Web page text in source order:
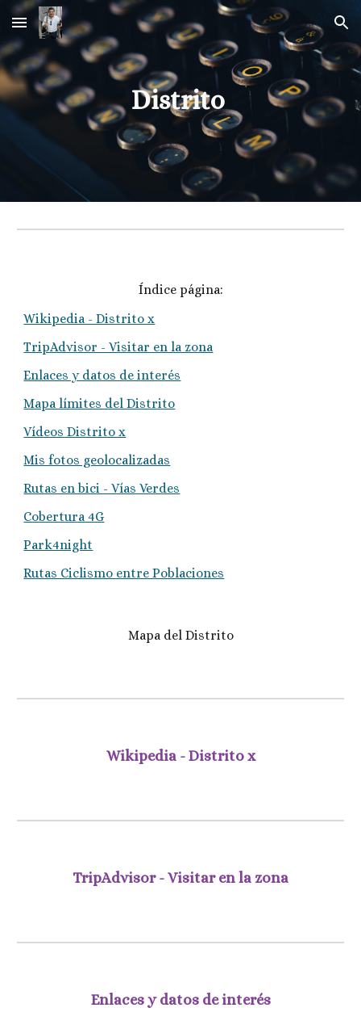
Skip to main content Skip to navigation
Distrito
Índice página:
Wikipedia - Distrito x
TripAdvisor - Visitar en la zona
Enlaces y datos de interés
Mapa límites del Distrito
Vídeos Distrito x
Mis fotos geolocalizadas
Rutas en bici - Vías Verdes
Cobertura 4G
Park4night
Rutas Ciclismo entre Poblaciones
Mapa del Distrito
Wikipedia - Distrito x
TripAdvisor - Visitar en la zona
Enlaces y datos de interés